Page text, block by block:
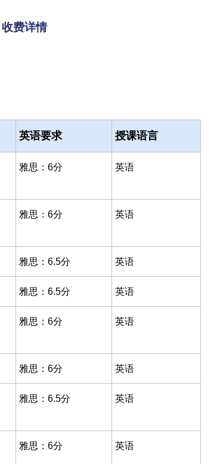
收费详情
英语要求 授课语言
雅思：6分 英语
雅思：6分 英语
雅思：6.5分 英语
雅思：6.5分 英语
雅思：6分 英语
雅思：6分 英语
雅思：6.5分 英语
雅思：6分 英语